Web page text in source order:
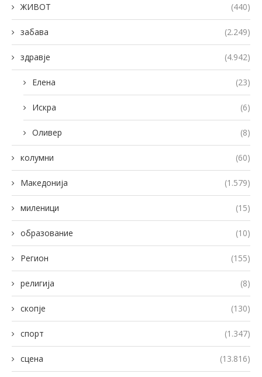
ЖИВОТ (440)
забава (2.249)
здравје (4.942)
Елена (23)
Искра (6)
Оливер (8)
колумни (60)
Македонија (1.579)
миленици (15)
образование (10)
Регион (155)
религија (8)
скопје (130)
спорт (1.347)
сцена (13.816)